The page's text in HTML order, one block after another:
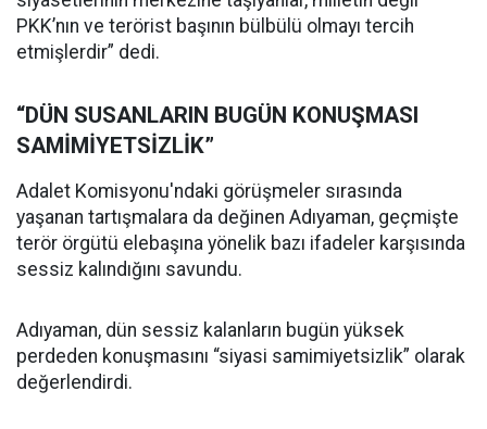
PKK’nın ve terörist başının bülbülü olmayı tercih
etmişlerdir” dedi.
“DÜN SUSANLARIN BUGÜN KONUŞMASI
SAMİMİYETSİZLİK”
Adalet Komisyonu'ndaki görüşmeler sırasında
yaşanan tartışmalara da değinen Adıyaman, geçmişte
terör örgütü elebaşına yönelik bazı ifadeler karşısında
sessiz kalındığını savundu.
Adıyaman, dün sessiz kalanların bugün yüksek
perdeden konuşmasını “siyasi samimiyetsizlik” olarak
değerlendirdi.